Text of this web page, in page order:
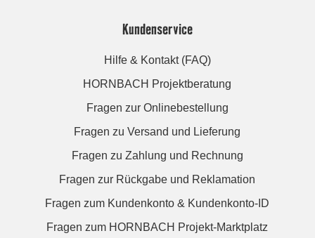
Kundenservice
Hilfe & Kontakt (FAQ)
HORNBACH Projektberatung
Fragen zur Onlinebestellung
Fragen zu Versand und Lieferung
Fragen zu Zahlung und Rechnung
Fragen zur Rückgabe und Reklamation
Fragen zum Kundenkonto & Kundenkonto-ID
Fragen zum HORNBACH Projekt-Marktplatz